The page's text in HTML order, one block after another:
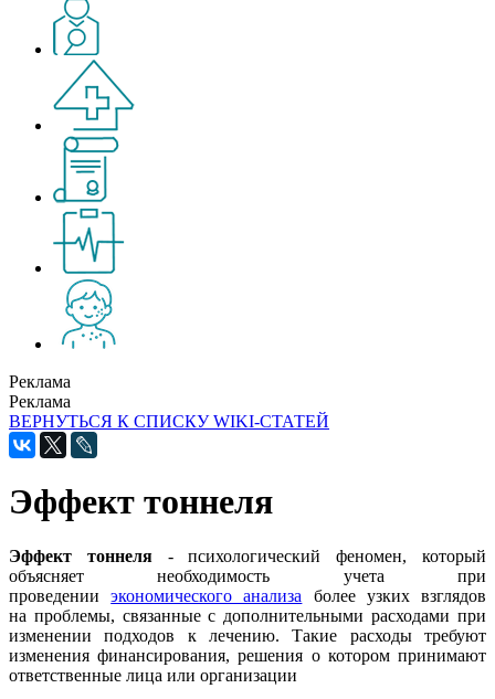
Реклама
Реклама
ВЕРНУТЬСЯ К СПИСКУ WIKI-СТАТЕЙ
Эффект тоннеля
Эффект тоннеля- психологический феномен, который
объясняет необходимость учета при
проведенииэкономического анализа более узких взглядов
на проблемы, связанные с дополнительными расходами при
изменении подходов к лечению. Такие расходы требуют
изменения финансирования, решения о котором принимают
ответственные лица или организации